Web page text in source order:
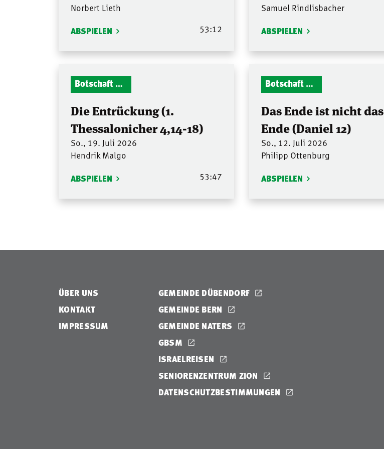
Norbert Lieth
ABSPIELEN 53:12
Samuel Rindlisbacher
ABSPIELEN
Botschaft Zionshalle
Die Entrückung (1.
Thessalonicher 4,14-18)
So., 19. Juli 2026
Hendrik Malgo
ABSPIELEN 53:47
Botschaft Zionshalle
Das Ende ist nicht das
Ende (Daniel 12)
So., 12. Juli 2026
Philipp Ottenburg
ABSPIELEN
ÜBER UNS
KONTAKT
IMPRESSUM
GEMEINDE DÜBENDORF
GEMEINDE BERN
GEMEINDE NATERS
GBSM
ISRAELREISEN
SENIORENZENTRUM ZION
DATENSCHUTZBESTIMMUNGEN